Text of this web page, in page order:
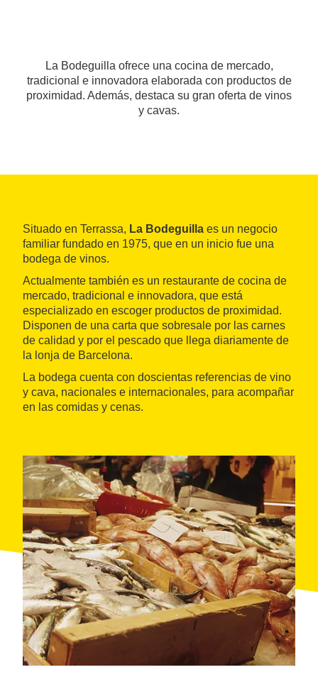
La Bodeguilla ofrece una cocina de mercado,
tradicional e innovadora elaborada con productos de
proximidad. Además, destaca su gran oferta de vinos
y cavas.
Situado en Terrassa, La Bodeguilla es un negocio
familiar fundado en 1975, que en un inicio fue una
bodega de vinos.
Actualmente también es un restaurante de cocina de
mercado, tradicional e innovadora, que está
especializado en escoger productos de proximidad.
Disponen de una carta que sobresale por las carnes
de calidad y por el pescado que llega diariamente de
la lonja de Barcelona.
La bodega cuenta con doscientas referencias de vino
y cava, nacionales e internacionales, para acompañar
en las comidas y cenas.